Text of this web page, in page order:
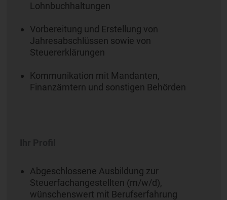
Lohnbuchhaltungen
Vorbereitung und Erstellung von
Jahresabschlüssen sowie von
Steuererklärungen
Kommunikation mit Mandanten,
Finanzämtern und sonstigen Behörden
Abgeschlossene Ausbildung zur
Steuerfachangestellten (m/w/d),
wünschenswert mit Berufserfahrung